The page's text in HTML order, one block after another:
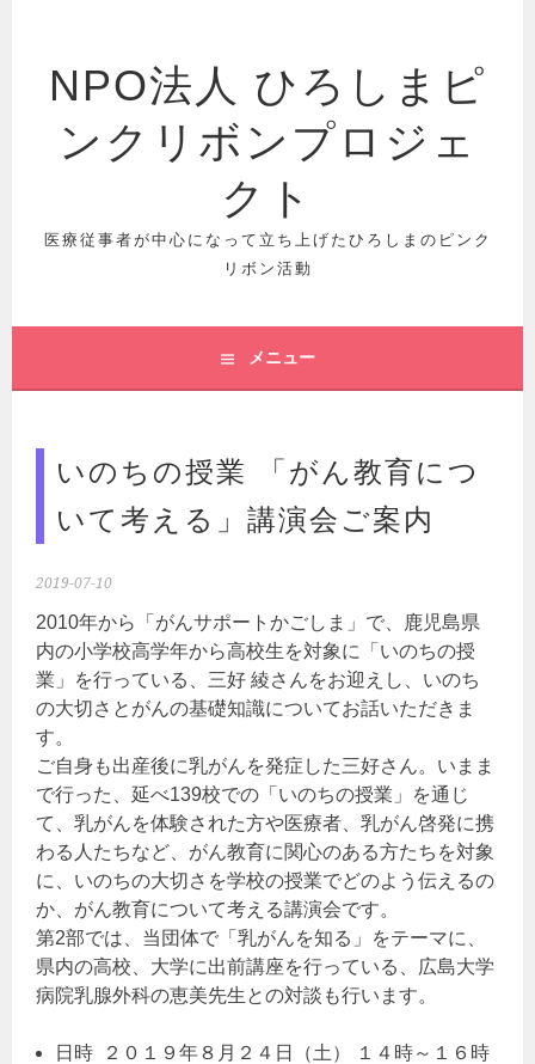
NPO法人 ひろしまピ
ンクリボンプロジェ
クト
医療従事者が中心になって立ち上げたひろしまのピンク
リボン活動
メニュー
いのちの授業 「がん教育につ
いて考える」講演会ご案内
2019-07-10
2010年から「がんサポートかごしま」で、鹿児島県
内の小学校高学年から高校生を対象に「いのちの授
業」を行っている、三好 綾さんをお迎えし、いのち
の大切さとがんの基礎知識についてお話いただきま
す。
ご自身も出産後に乳がんを発症した三好さん。いまま
で行った、延べ139校での「いのちの授業」を通じ
て、乳がんを体験された方や医療者、乳がん啓発に携
わる人たちなど、がん教育に関心のある方たちを対象
に、いのちの大切さを学校の授業でどのよう伝えるの
か、がん教育について考える講演会です。
第2部では、当団体で「乳がんを知る」をテーマに、
県内の高校、大学に出前講座を行っている、広島大学
病院乳腺外科の恵美先生との対談も行います。
日時 ２０１９年８月２４日（土） １４時～１６時